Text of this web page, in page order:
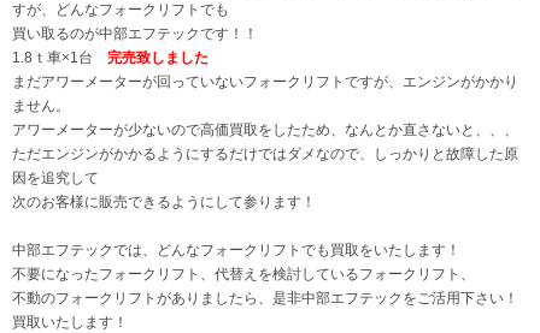
すが、どんなフォークリフトでも
買い取るのが中部エフテックです！！
1.8ｔ車×1台 完売致しました
まだアワーメーターが回っていないフォークリフトですが、エンジンがかかり
ません。
アワーメーターが少ないので高価買取をしたため、なんとか直さないと、、、
ただエンジンがかかるようにするだけではダメなので、しっかりと故障した原
因を追究して
次のお客様に販売できるようにして参ります！
中部エフテックでは、どんなフォークリフトでも買取をいたします！
不要になったフォークリフト、代替えを検討しているフォークリフト、
不動のフォークリフトがありましたら、是非中部エフテックをご活用下さい！
買取いたします！